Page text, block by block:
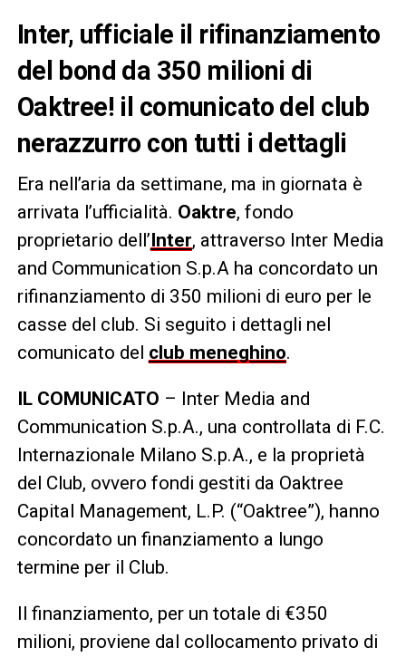
Inter, ufficiale il rifinanziamento
del bond da 350 milioni di
Oaktree! il comunicato del club
nerazzurro con tutti i dettagli
Era nell’aria da settimane, ma in giornata è
arrivata l’ufficialità. Oaktre, fondo
proprietario dell’Inter, attraverso Inter Media
and Communication S.p.A ha concordato un
rifinanziamento di 350 milioni di euro per le
casse del club. Si seguito i dettagli nel
comunicato del club meneghino.
IL COMUNICATO – Inter Media and
Communication S.p.A., una controllata di F.C.
Internazionale Milano S.p.A., e la proprietà
del Club, ovvero fondi gestiti da Oaktree
Capital Management, L.P. (“Oaktree”), hanno
concordato un finanziamento a lungo
termine per il Club.
Il finanziamento, per un totale di €350
milioni, proviene dal collocamento privato di